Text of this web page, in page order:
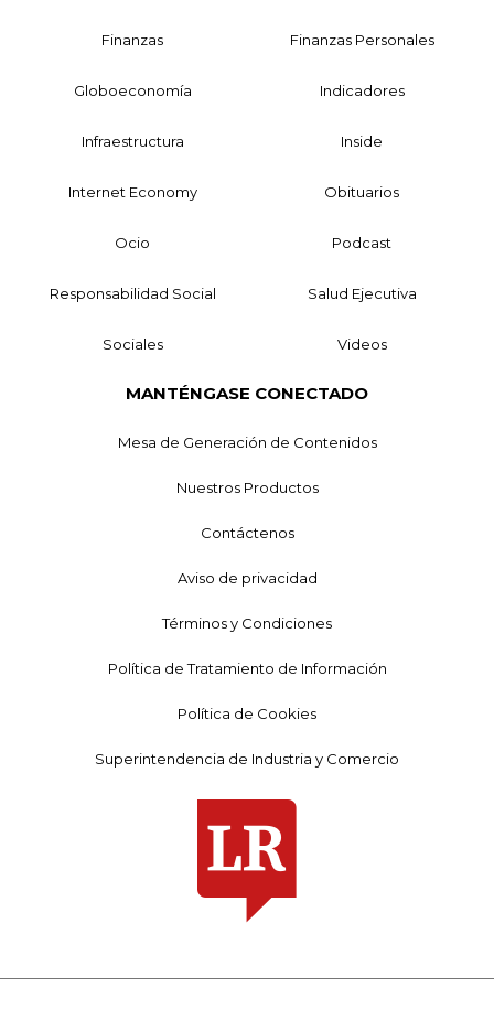
Finanzas Finanzas Personales
Globoeconomía Indicadores
Infraestructura Inside
Internet Economy Obituarios
Ocio Podcast
Responsabilidad Social Salud Ejecutiva
Sociales Videos
MANTÉNGASE CONECTADO
Mesa de Generación de Contenidos
Nuestros Productos
Contáctenos
Aviso de privacidad
Términos y Condiciones
Política de Tratamiento de Información
Política de Cookies
Superintendencia de Industria y Comercio